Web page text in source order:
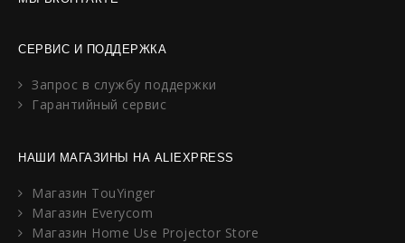
СЕРВИС И ПОДДЕРЖКА
Запрос в службу поддержки
Гарантийный сервис
НАШИ МАГАЗИНЫ НА ALIEXPRESS
Магазин TouYinger
Магазин Everycom
Магазин Home Use Projector Store